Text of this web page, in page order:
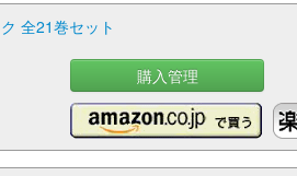
全21巻セット
購入管理